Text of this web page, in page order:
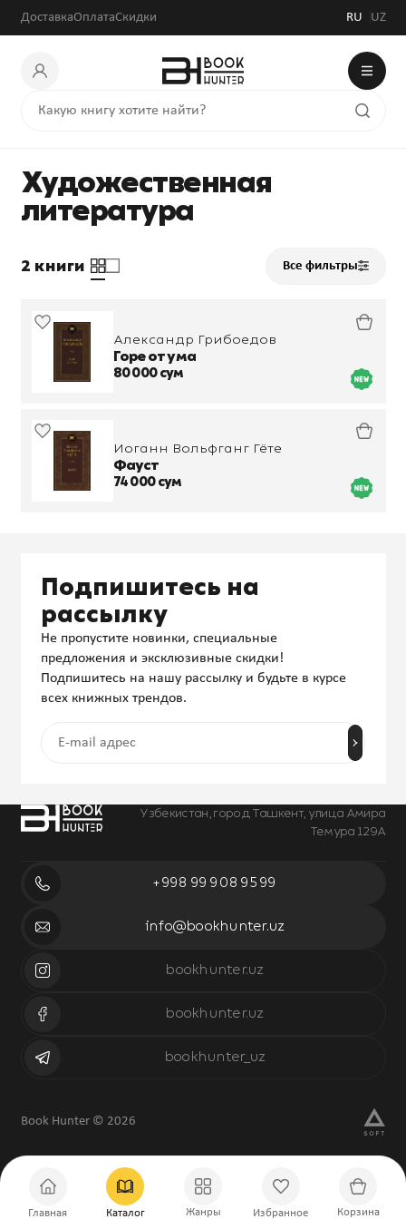
ДоставкаОплатаСкидки RU UZ
Главная Каталог Жанры Избранное Корзина
Художественная
литература
2 книги Все фильтры
Александр Грибоедов
Горе от ума
80 000 сум
Иоганн Вольфганг Гёте
Фауст
74 000 сум
Узбекистан, город Ташкент, улица Амира
Темура 129А
+998 99 908 95 99
info@bookhunter.uz
bookhunter.uz
bookhunter.uz
bookhunter_uz
Подпишитесь на
рассылку
Не пропустите новинки, специальные
предложения и эксклюзивные скидки!
Подпишитесь на нашу рассылку и будьте в курсе
всех книжных трендов.
Book Hunter © 2026